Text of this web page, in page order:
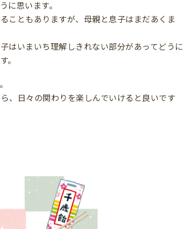
に思います。
こともありますが、母親と息子はまだあくま
はいまいち理解しきれない部分があってどうに
。
、日々の関わりを楽しんでいけると良いです